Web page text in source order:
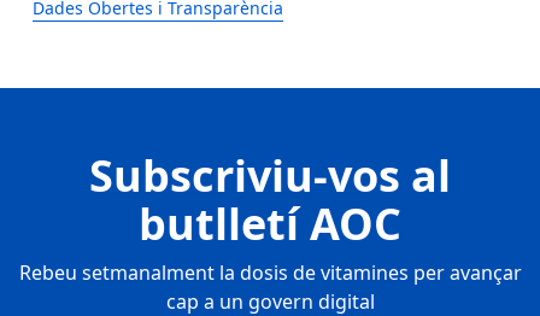
Dades Obertes i Transparència
Subscriviu-vos al
butlletí AOC
Rebeu setmanalment la dosis de vitamines per avançar
cap a un govern digital